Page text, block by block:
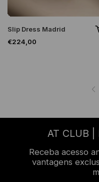
Slip Dress Madrid
€224,00
AT CLUB |
Receba acesso
vantagens